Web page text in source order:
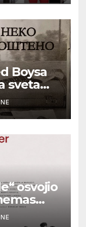
Palić
Boysa
sveta
osvojio